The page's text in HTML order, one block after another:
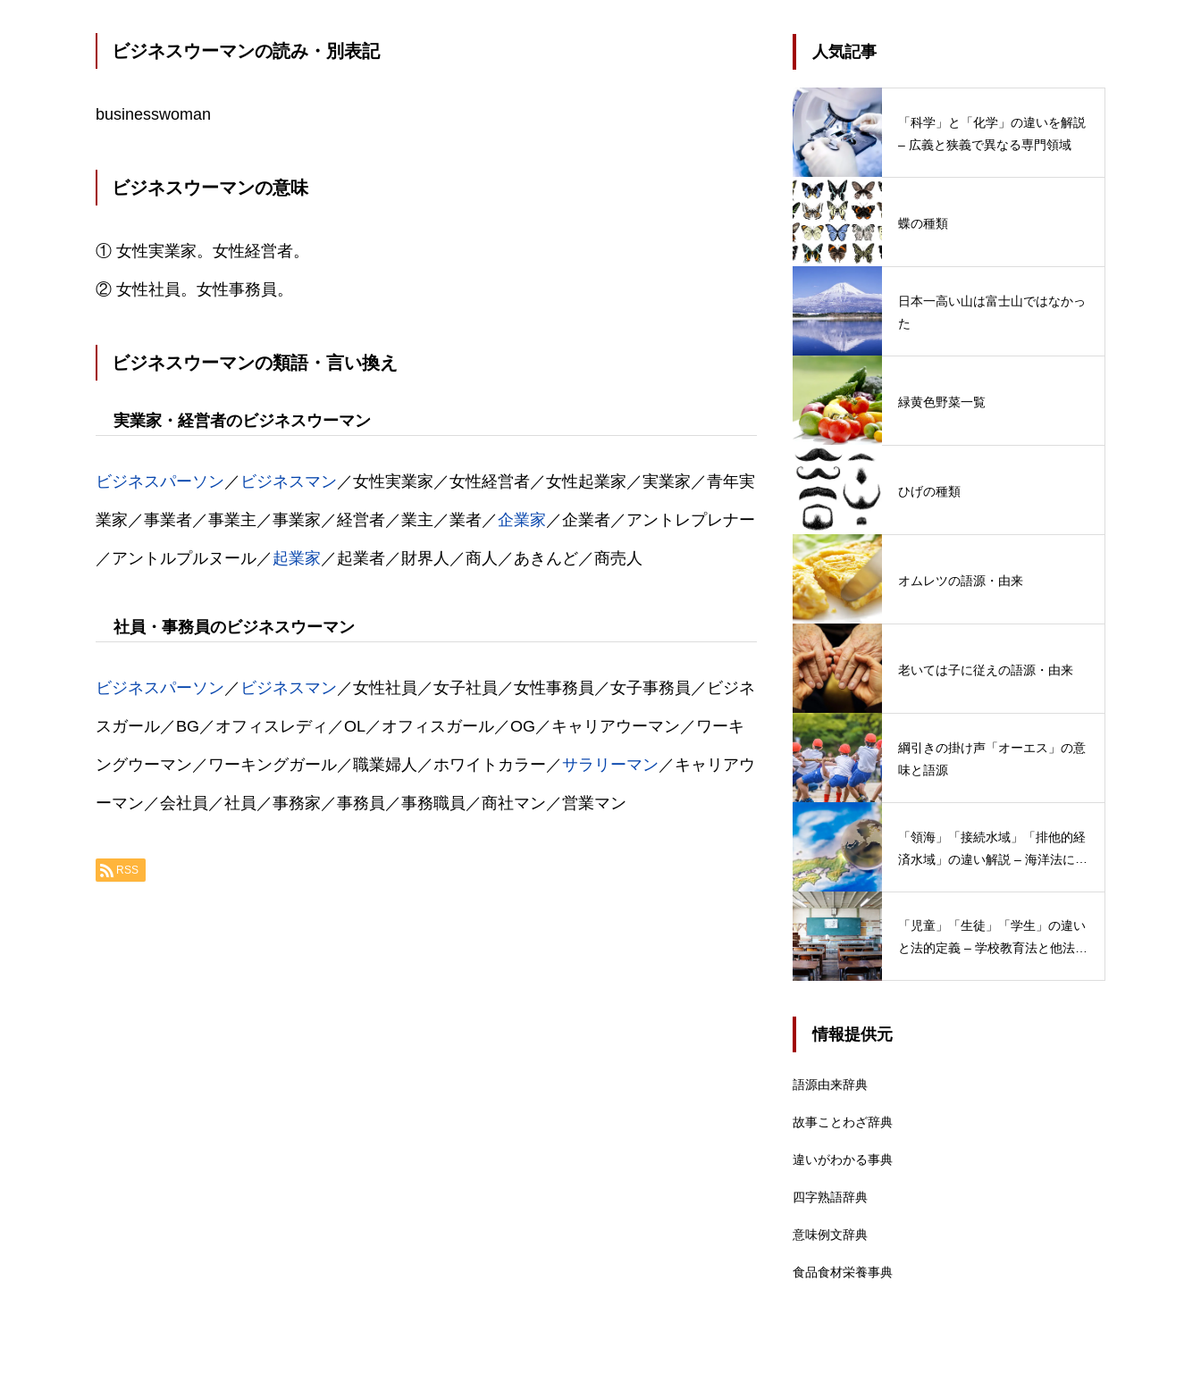
ビジネスウーマンの読み・別表記
businesswoman
ビジネスウーマンの意味
① 女性実業家。女性経営者。
② 女性社員。女性事務員。
ビジネスウーマンの類語・言い換え
実業家・経営者のビジネスウーマン
ビジネスパーソン ／ ビジネスマン ／女性実業家／女性経営者／女性起業家／実業家／青年実
業家／事業者／事業主／事業家／経営者／業主／業者／企業家 ／企業者／アントレプレナー
／アントルプルヌール／ 起業家 ／起業者／財界人／商人／あきんど／商売人
社員・事務員のビジネスウーマン
ビジネスパーソン ／ ビジネスマン ／女性社員／女子社員／女性事務員／女子事務員／ビジネ
スガール／BG／オフィスレディ／OL／オフィスガール／OG／キャリアウーマン／ワーキ
ングウーマン／ワーキングガール／職業婦人／ホワイトカラー／サラリーマン ／キャリアウ
ーマン／会社員／社員／事務家／事務員／事務職員／商社マン／営業マン
RSS
人気記事
「科学」と「化学」の違いを解説
– 広義と狭義で異なる専門領域
蝶の種類
日本一高い山は富士山ではなかっ
た
緑黄色野菜一覧
ひげの種類
オムレツの語源・由来
老いては子に従えの語源・由来
綱引きの掛け声「オーエス」の意
味と語源
「領海」「接続水域」「排他的経
済水域」の違い解説 – 海洋法にお
「児童」「生徒」「学生」の違い
と法的定義 – 学校教育法と他法律
情報提供元
語源由来辞典
故事ことわざ辞典
違いがわかる事典
四字熟語辞典
意味例文辞典
食品食材栄養事典